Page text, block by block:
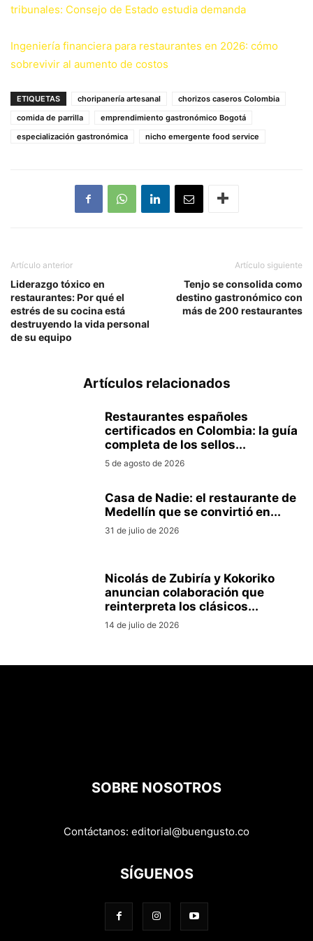
tribunales: Consejo de Estado estudia demanda
Ingeniería financiera para restaurantes en 2026: cómo
sobrevivir al aumento de costos
ETIQUETAS choripanería artesanal
chorizos caseros Colombia
comida de parrilla
emprendimiento gastronómico Bogotá
especialización gastronómica
nicho emergente food service
Artículo anterior
Liderazgo tóxico en
restaurantes: Por qué el
estrés de su cocina está
destruyendo la vida personal
de su equipo
Artículo siguiente
Tenjo se consolida como
destino gastronómico con
más de 200 restaurantes
Artículos relacionados
Restaurantes españoles
certificados en Colombia: la guía
completa de los sellos...
5 de agosto de 2026
Casa de Nadie: el restaurante de
Medellín que se convirtió en...
31 de julio de 2026
Nicolás de Zubiría y Kokoriko
anuncian colaboración que
reinterpreta los clásicos...
14 de julio de 2026
SOBRE NOSOTROS
Contáctanos: editorial@buengusto.co
SÍGUENOS